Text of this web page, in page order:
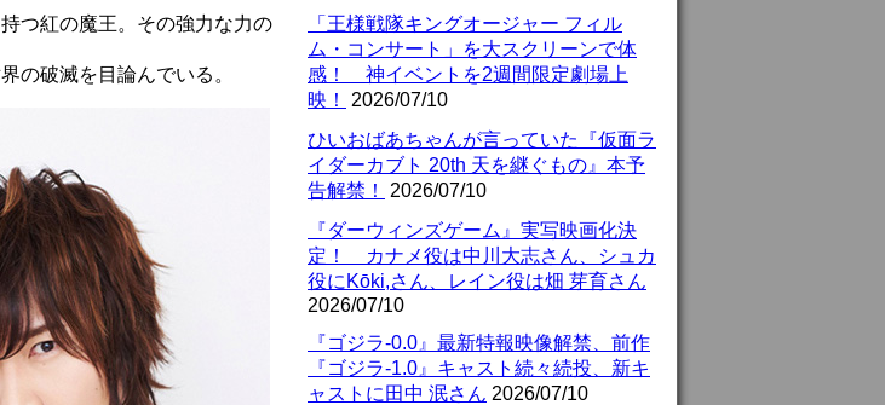
つ紅の魔王。その強力な力の
の破滅を目論んでいる。
「王様戦隊キングオージャー フィル
ム・コンサート」を大スクリーンで体
感！ 神イベントを2週間限定劇場上
映！
2026/07/10
ひいおばあちゃんが言っていた『仮面ラ
イダーカブト 20th 天を継ぐもの』本予
告解禁！
2026/07/10
『ダーウィンズゲーム』実写映画化決
定！ カナメ役は中川大志さん、シュカ
役にKōki,さん、レイン役は畑 芽育さん
2026/07/10
『ゴジラ-0.0』最新特報映像解禁、前作
『ゴジラ-1.0』キャスト続々続投、新キ
ャストに田中 泯さん 2026/07/10